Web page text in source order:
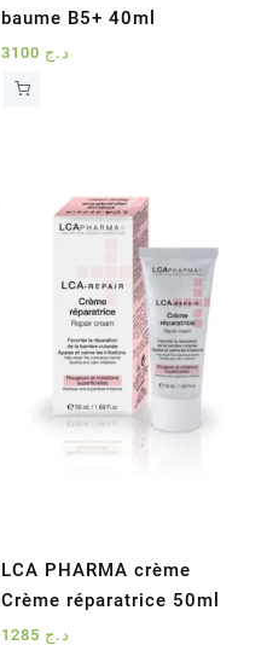
baume B5+ 40ml
د.ج
LCA PHARMA crème
Crème réparatrice 50ml
د.ج